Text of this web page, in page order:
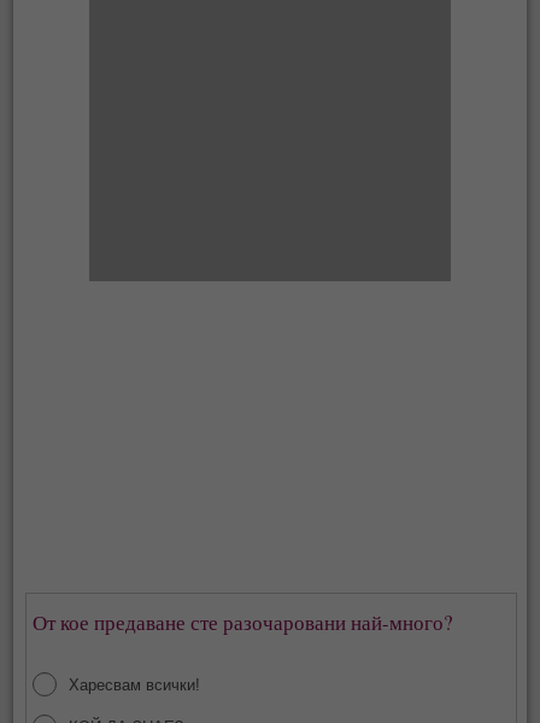
От кое предаване сте разочаровани най-много?
Харесвам всички!